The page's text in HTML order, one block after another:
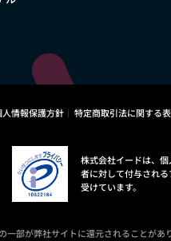
人情報保護方針 特定商取引法に関する
株式会社イードは、
者に対して付与され
受けています。
部が弊社サイトに還元されることがあ